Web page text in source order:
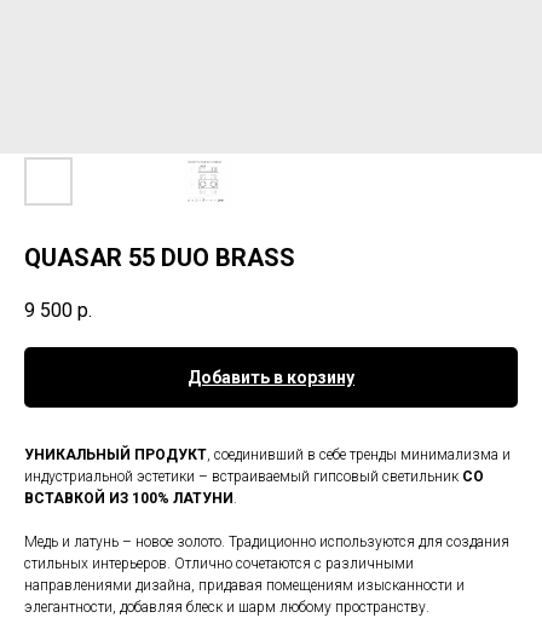
QUASAR 55 DUO BRASS
9 500 р.
Добавить в корзину
УНИКАЛЬНЫЙ ПРОДУКТ, соединивший в себе тренды минимализма и
индустриальной эстетики – встраиваемый гипсовый светильник СО
ВСТАВКОЙ ИЗ 100% ЛАТУНИ .
Медь и латунь – новое золото. Традиционно используются для создания
стильных интерьеров. Отлично сочетаются с различными
направлениями дизайна, придавая помещениям изысканности и
элегантности, добавляя блеск и шарм любому пространству.